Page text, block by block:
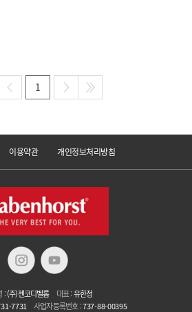
1
이용약관 개인정보처리방침
:(주)젠코디벨롭 대표 :유한정
7731 사업자등록번호 :737-88-00395